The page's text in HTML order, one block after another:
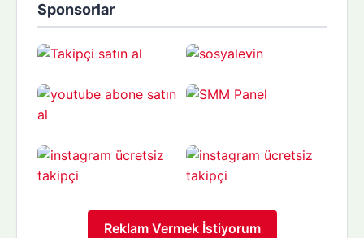
Sponsorlar
Reklam Vermek İstiyorum